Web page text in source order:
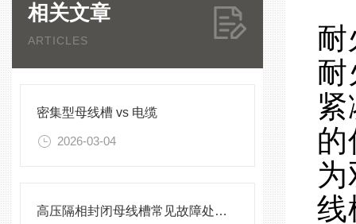
相关文章
ARTICLES
密集型母线槽 vs 电缆
2026-03-04
高压隔相封闭母线槽常见故障处理方案
耐
的
线